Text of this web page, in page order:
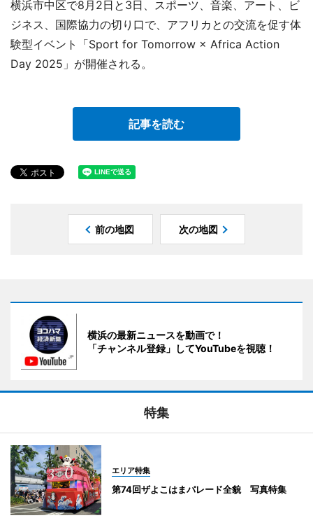
横浜市中区で8月2日と3日、スポーツ、音楽、アート、ビ
ジネス、国際協力の切り口で、アフリカとの交流を促す体
験型イベント「Sport for Tomorrow × Africa Action
Day 2025」が開催される。
記事を読む
前の地図 次の地図
横浜の最新ニュースを動画で！
「チャンネル登録」してYouTubeを視聴！
特集
エリア特集
第74回ザよこはまパレード全貌 写真特集